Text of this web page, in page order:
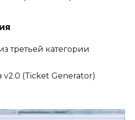
третьей категории
v2.0 (Ticket Generator)